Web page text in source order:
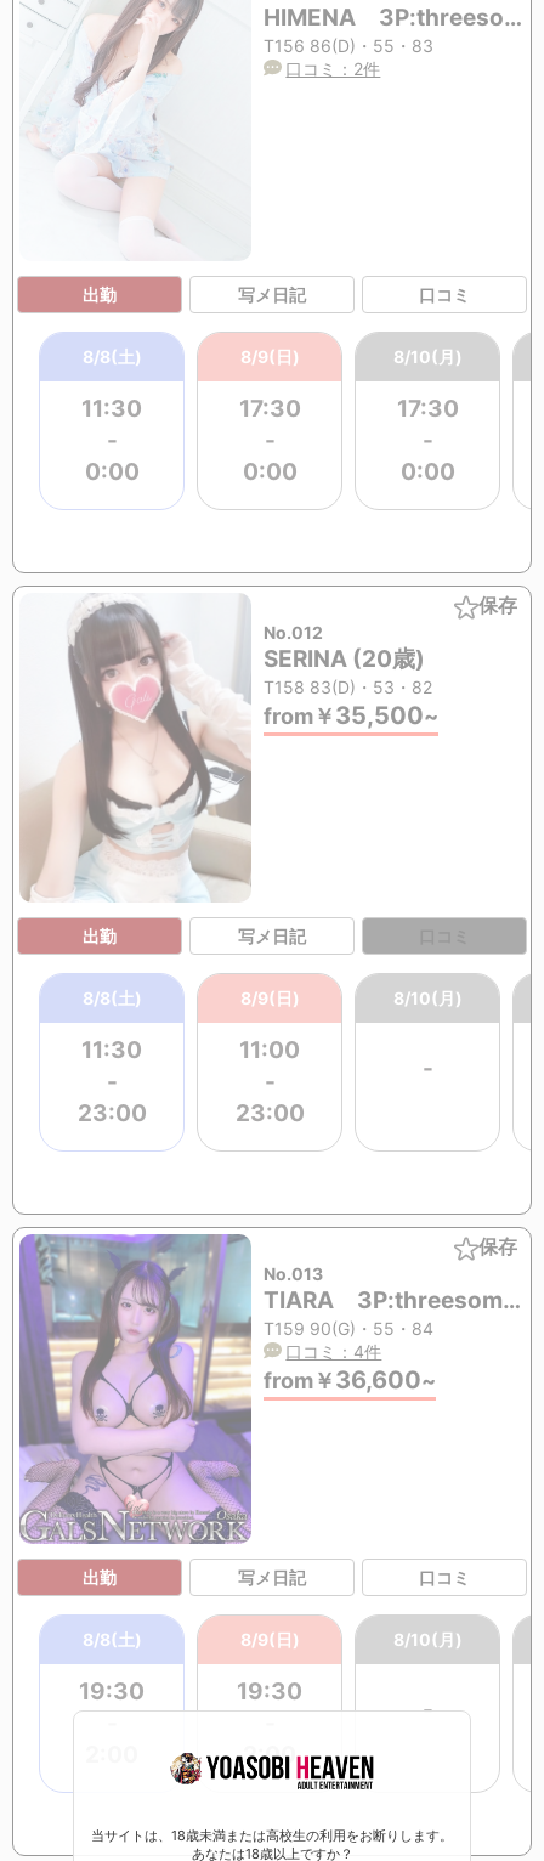
HIMENA 3P:threesome(mmf&mff)OK (20歳)
T156 86(D)・55・83
口コミ：2件
出勤 写メ日記 口コミ
8/8(土)
11:30
-
0:00
8/9(日)
17:30
-
0:00
8/10(月)
17:30
-
0:00
保存
No.012
SERINA (20歳)
T158 83(D)・53・82
from￥35,500~
出勤 写メ日記
8/8(土)
11:30
-
23:00
8/9(日)
11:00
-
23:00
8/10(月)
-
保存
No.013
TIARA 3P:threesome(RENA)OK (22歳)
T159 90(G)・55・84
口コミ：4件
from￥36,600~
出勤 写メ日記 口コミ
8/8(土)
19:30
8/9(日)
19:30
2:00
8/10(月)
-
当サイトは、18歳未満または高校生の利用をお断りします。
あなたは18歳以上ですか？